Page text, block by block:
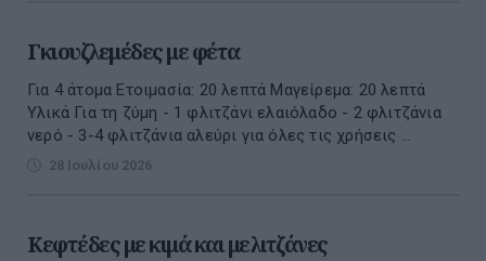
Γκιουζλεμέδες με φέτα
Για 4 άτομα Ετοιμασία: 20 λεπτά Μαγείρεμα: 20 λεπτά
Υλικά Για τη ζύμη - 1 φλιτζάνι ελαιόλαδο - 2 φλιτζάνια
νερό - 3-4 φλιτζάνια αλεύρι για όλες τις χρήσεις ...
28 Ιουλίου 2026
Κεφτέδες με κιμά και μελιτζάνες